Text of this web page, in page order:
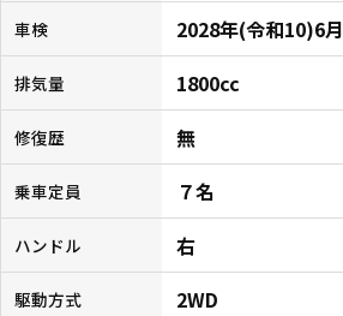
車検 2028年(令和10)6月
排気量 1800cc
修復歴 無
乗車定員 ７名
ハンドル 右
駆動方式 2WD